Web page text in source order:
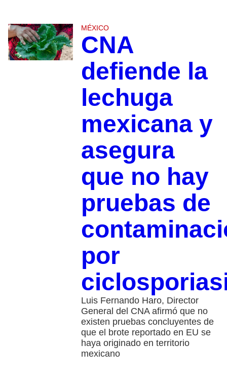
MÉXICO
CNA
defiende la
lechuga
mexicana y
asegura
que no hay
pruebas de
por
Luis Fernando Haro, Director
General del CNA afirmó que no
existen pruebas concluyentes de
que el brote reportado en EU se
haya originado en territorio
mexicano